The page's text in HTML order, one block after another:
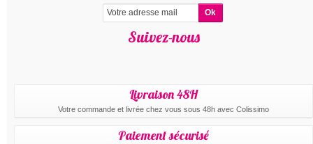
Suivez-nous
Livraison 48H
Votre commande et livrée chez vous sous 48h avec Colissimo
Paiement sécurisé